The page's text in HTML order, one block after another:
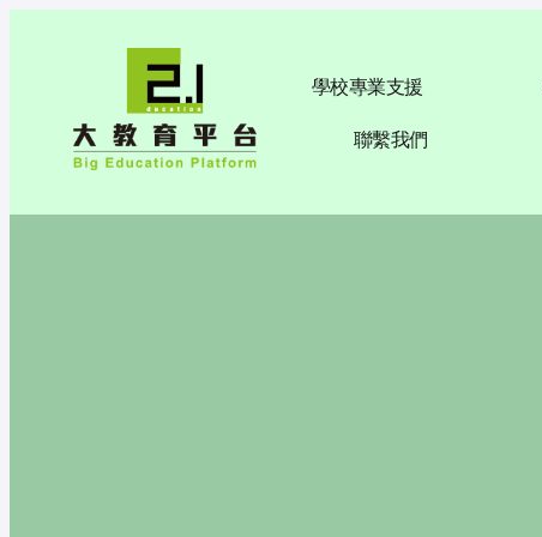
學校專業支援
聯繫我們